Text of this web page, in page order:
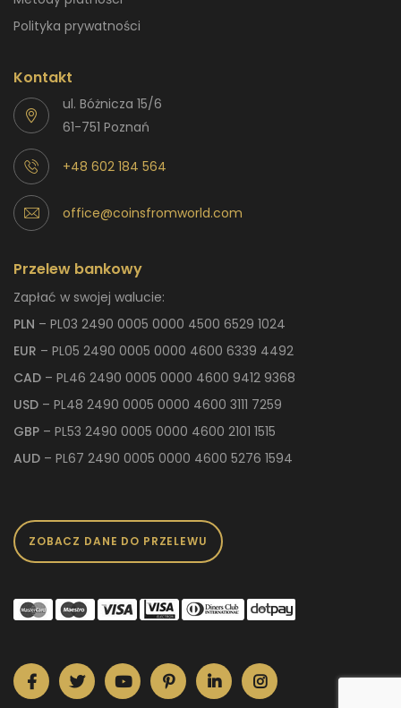
Polityka prywatności
Kontakt
ul. Bóżnicza 15/6
61-751 Poznań
+48 602 184 564
office@coinsfromworld.com
Przelew bankowy
Zapłać w swojej walucie:
PLN – PL03 2490 0005 0000 4500 6529 1024
EUR – PL05 2490 0005 0000 4600 6339 4492
CAD – PL46 2490 0005 0000 4600 9412 9368
USD – PL48 2490 0005 0000 4600 3111 7259
GBP – PL53 2490 0005 0000 4600 2101 1515
AUD – PL67 2490 0005 0000 4600 5276 1594
ZOBACZ DANE DO PRZELEWU